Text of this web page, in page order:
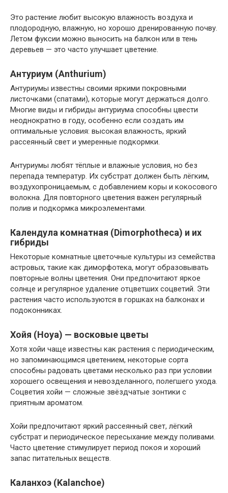
Это растение любит высокую влажность воздуха и
плодородную, влажную, но хорошо дренированную почву.
Летом фуксии можно выносить на балкон или в тень
деревьев — это часто улучшает цветение.
Антуриум (Anthurium)
Антуриумы известны своими яркими покровными
листочками (спатами), которые могут держаться долго.
Многие виды и гибриды антуриума способны цвести
неоднократно в году, особенно если создать им
оптимальные условия: высокая влажность, яркий
рассеянный свет и умеренные подкормки.
Антуриумы любят тёплые и влажные условия, но без
перепада температур. Их субстрат должен быть лёгким,
воздухопроницаемым, с добавлением коры и кокосового
волокна. Для повторного цветения важен регулярный
полив и подкормка микроэлементами.
Календула комнатная (Dimorphotheca) и их
гибриды
Некоторые комнатные цветочные культуры из семейства
астровых, такие как диморфотека, могут образовывать
повторные волны цветения. Они предпочитают яркое
солнце и регулярное удаление отцветших соцветий. Эти
растения часто используются в горшках на балконах и
подоконниках.
Хойя (Hoya) — восковые цветы
Хотя хойи чаще известны как растения с периодическим,
но запоминающимся цветением, некоторые сорта
способны радовать цветами несколько раз при условии
хорошего освещения и невозделанного, полегшего ухода.
Соцветия хойи — сложные звёздчатые зонтики с
приятным ароматом.
Хойи предпочитают яркий рассеянный свет, лёгкий
субстрат и периодическое пересыхание между поливами.
Часто цветение стимулирует период покоя и хороший
запас питательных веществ.
Каланхоэ (Kalanchoe)